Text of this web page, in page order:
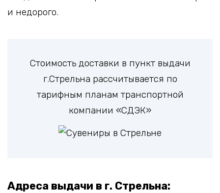
и недорого.
Стоимость доставки в пункт выдачи
г.Стрельна рассчитывается по
тарифным планам транспортной
компании «СДЭК»
Адреса выдачи в г. Стрельна: